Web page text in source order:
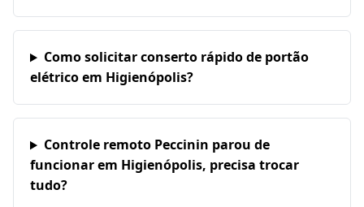
Como solicitar conserto rápido de portão
elétrico em Higienópolis?
Controle remoto Peccinin parou de
funcionar em Higienópolis, precisa trocar
tudo?